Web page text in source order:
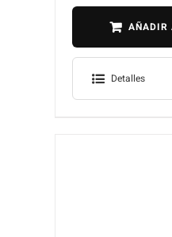
AÑADIR
Detalles